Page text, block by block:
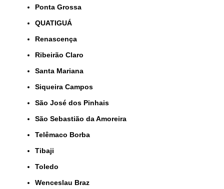
Ponta Grossa
QUATIGUÁ
Renascença
Ribeirão Claro
Santa Mariana
Siqueira Campos
São José dos Pinhais
São Sebastião da Amoreira
Telêmaco Borba
Tibaji
Toledo
Wenceslau Braz